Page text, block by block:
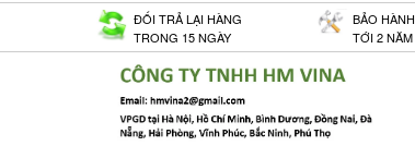
ĐỐI TRẢ LẠI HÀNG
TRONG 15 NGÀY
BẢO HÀNH
TỚI 2 NĂM